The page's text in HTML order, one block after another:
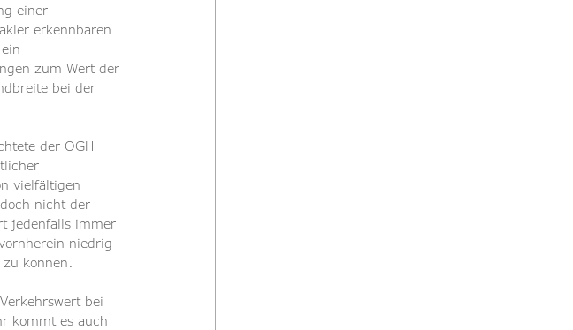
einer
erkennbaren
zum Wert der
bei der
der OGH
vielfältigen
nicht der
jedenfalls immer
niedrig
können.
bei
kommt es auch